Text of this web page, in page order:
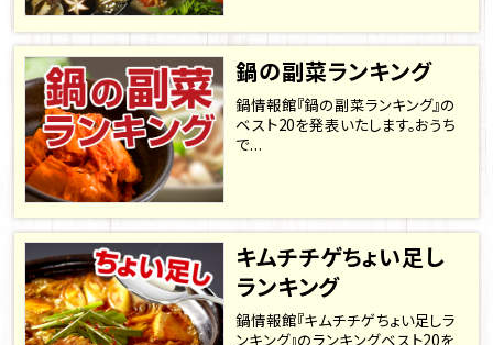
鍋の副菜ランキング
鍋情報館『鍋の副菜ランキング』の
ベスト20を発表いたします。おうち
で...
キムチチゲちょい足し
ランキング
鍋情報館『キムチチゲちょい足しラ
ンキング』のランキングベスト20を